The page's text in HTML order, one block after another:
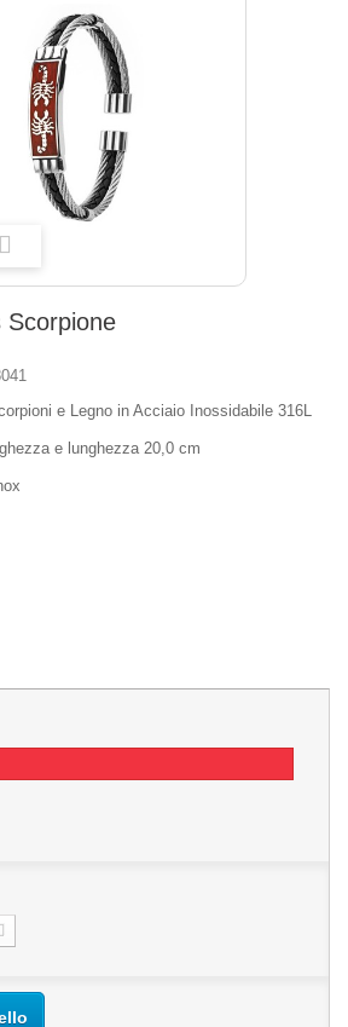
Scorpione
e Legno in Acciaio Inossidabile 316L
e lunghezza 20,0 cm